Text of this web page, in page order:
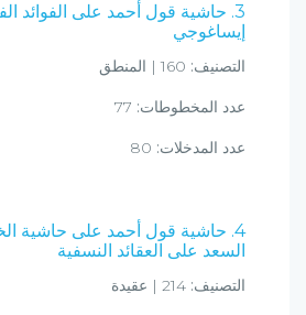
3. حاشية قول أحمد على الفوائد
إيساغوجي
التصنيف:
عدد المخطوطات:
عدد المدخلات:
4. حاشية قول أحمد على حاشية
السعد على العقائد النسفية
التصنيف: